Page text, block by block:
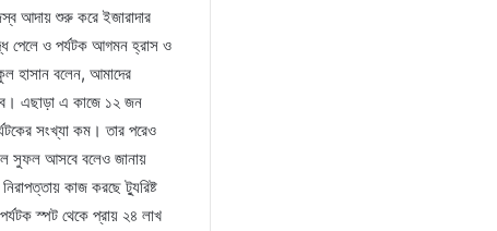
আদায় শুরু করে ইজারাদার
পেলে ও পর্যটক আগমন হ্রাস ও
হাসান বলেন, আমাদের
এছাড়া এ কাজে ১২ জন
সংখ্যা কম। তার পরেও
সুফল আসবে বলেও জানায়
কাজ করছে ট্যুরিষ্ট
স্পট থেকে প্রায় ২৪ লাখ